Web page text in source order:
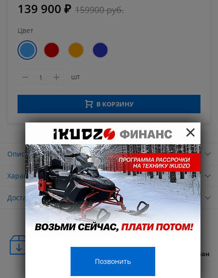
139 900 ₽ 159900 руб.
Цвет
шт
В КОРЗИНУ
Описание
Характеристики
Доставка
Бесплатная доставка в любую точку России и стран
СНГ
×
Позвонить